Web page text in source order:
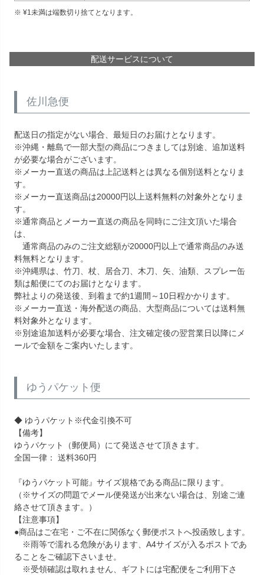
¥1 未満は端数切り捨てとなります。
配送サービスについて
佐川急便
配送日の指定がない場合、最短日のお届けとなります。
※沖縄・離島で一部大型の商品につきましては別途、追加送料
が必要な場合がございます。
※メーカー直送の商品は上記送料とは異なる個別送料となりま
す。
※メーカー直送商品は20000円以上送料無料の対象外となりま
す。
※通常商品とメーカー直送の商品を同時にご注文頂いた場合
は、
通常商品のみのご注文総額が20000円以上で通常商品のみ送
料無料となります。
※沖縄県は、竹刀、杖、居合刀、木刀、矢、油類、スプレー缶
類は船便にてのお届けとなります。
弊社よりの発送後、到着まで約1週間～10日程かかります。
※メーカー直送・海外配送の商品、大型商品については送料無
料対象外となります。
※別途追加送料が必要な場合、注文確定後の翌営業日以降にメ
ールで金額をご案内いたします。
ゆうパケット便
◆ ゆうパケット※代金引換不可
【備考】
ゆうパケット（郵便局）にて発送させて頂きます。
全国一律： 送料360円
『ゆうパケット可能』サイズ規格である商品に限ります。
（※サイズの問題でメール便発送が出来ない場合は、別途ご連
絡させて頂きます。）
【注意事項】
●商品はご在宅・ご不在に関係なく郵便ポストへ投函致します。
※雨等で濡れる危険があります、A4サイズが入るポストであ
ることをご確認下さいませ。
※受領確認は取れません、ギフトには宅配便をご利用下さ